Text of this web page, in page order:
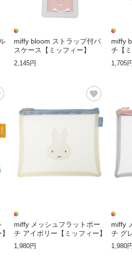
miffy bloom ストラップ付パ
スケース【ミッフィー】
2,145円
miffy
チ【
1,705円
miffy メッシュフラットポー
チ アイボリー【ミッフィー】
1,980円
miffy
チ グ
1,980円